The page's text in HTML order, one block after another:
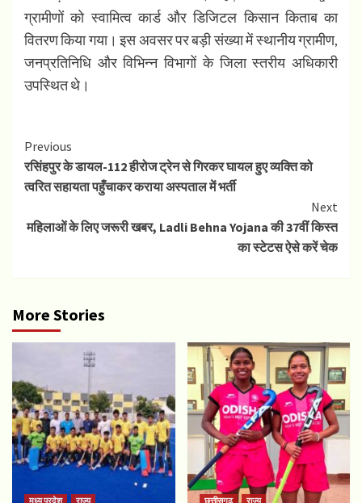
ग्रामीणों को स्वामित्व कार्ड और डिजिटल किसान किताब का
वितरण किया गया। इस अवसर पर बड़ी संख्या में स्थानीय ग्रामीण,
जनप्रतिनिधि और विभिन्न विभागों के जिला स्तरीय अधिकारी
उपस्थित थे।
Continue
Reading
Previous
रसिंहपुर के डायल-112 हीरोज ट्रेन से गिरकर घायल हुए व्यक्ति को
त्वरित सहायता पहुँचाकर कराया अस्पताल में भर्ती
Next
महिलाओं के लिए जरूरी खबर, Ladli Behna Yojana की 37वीं किस्त
का स्टेटस ऐसे करें चेक
More Stories
मध्य प्रदेश राज्य छत्तीसगढ़ राज्य